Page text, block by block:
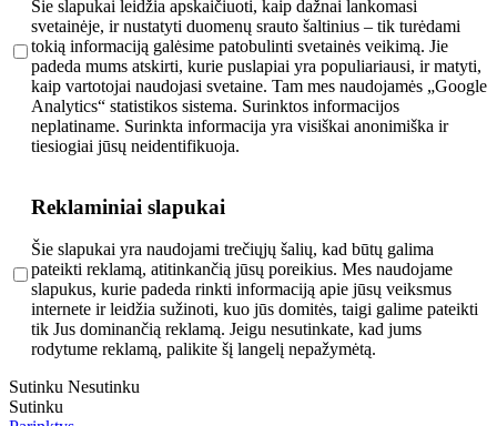
Šie slapukai leidžia apskaičiuoti, kaip dažnai lankomasi
svetainėje, ir nustatyti duomenų srauto šaltinius – tik turėdami
tokią informaciją galėsime patobulinti svetainės veikimą. Jie
padeda mums atskirti, kurie puslapiai yra populiariausi, ir matyti,
kaip vartotojai naudojasi svetaine. Tam mes naudojamės „Google
Analytics“ statistikos sistema. Surinktos informacijos
neplatiname. Surinkta informacija yra visiškai anonimiška ir
tiesiogiai jūsų neidentifikuoja.
Reklaminiai slapukai
Šie slapukai yra naudojami trečiųjų šalių, kad būtų galima
pateikti reklamą, atitinkančią jūsų poreikius. Mes naudojame
slapukus, kurie padeda rinkti informaciją apie jūsų veiksmus
internete ir leidžia sužinoti, kuo jūs domitės, taigi galime pateikti
tik Jus dominančią reklamą. Jeigu nesutinkate, kad jums
rodytume reklamą, palikite šį langelį nepažymėtą.
Sutinku Nesutinku
Sutinku